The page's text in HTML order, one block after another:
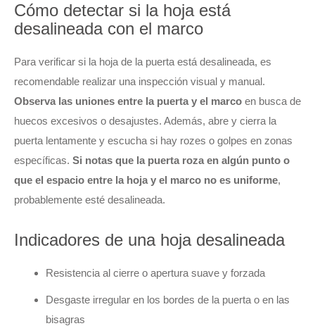
Cómo detectar si la hoja está
desalineada con el marco
Para verificar si la hoja de la puerta está desalineada, es
recomendable realizar una inspección visual y manual.
Observa las uniones entre la puerta y el marco en busca de
huecos excesivos o desajustes. Además, abre y cierra la
puerta lentamente y escucha si hay rozes o golpes en zonas
específicas. Si notas que la puerta roza en algún punto o
que el espacio entre la hoja y el marco no es uniforme,
probablemente esté desalineada.
Indicadores de una hoja desalineada
Resistencia al cierre o apertura suave y forzada
Desgaste irregular en los bordes de la puerta o en las
bisagras